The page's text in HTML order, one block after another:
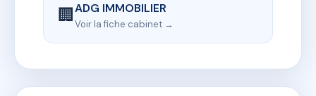
🏢ADG IMMOBILIER
Voir la fiche cabinet →